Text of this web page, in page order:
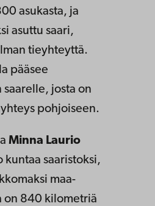
asukasta, ja
asuttu saari,
tieyhteyttä.
pääsee
saarelle, josta on
pohjoiseen.
Minna Laurio
kuntaa saaristoksi,
maa-
on 840 kilometriä